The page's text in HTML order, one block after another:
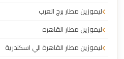
ليموزين مطار برج العرب
ليموزين مطار القاهره
ليموزين مطار القاهرة الي اسكندرية